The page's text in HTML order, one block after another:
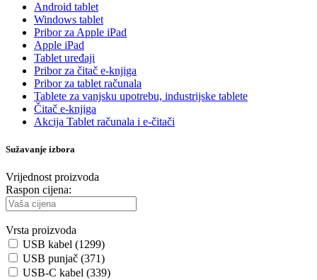
Android tablet
Windows tablet
Pribor za Apple iPad
Apple iPad
Tablet uređaji
Pribor za čitač e-knjiga
Pribor za tablet računala
Tablete za vanjsku upotrebu, industrijske tablete
Čitač e-knjiga
Akcija Tablet računala i e-čitači
Sužavanje izbora
Vrijednost proizvoda
Raspon cijena:
Vrsta proizvoda
USB kabel (1299)
USB punjač (371)
USB-C kabel (339)